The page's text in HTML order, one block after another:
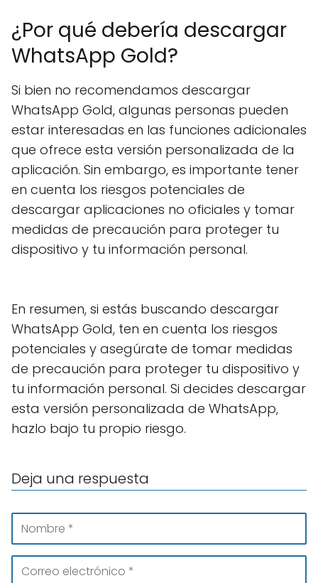
¿Por qué debería descargar
WhatsApp Gold?
Si bien no recomendamos descargar
WhatsApp Gold, algunas personas pueden
estar interesadas en las funciones adicionales
que ofrece esta versión personalizada de la
aplicación. Sin embargo, es importante tener
en cuenta los riesgos potenciales de
descargar aplicaciones no oficiales y tomar
medidas de precaución para proteger tu
dispositivo y tu información personal.
En resumen, si estás buscando descargar
WhatsApp Gold, ten en cuenta los riesgos
potenciales y asegúrate de tomar medidas
de precaución para proteger tu dispositivo y
tu información personal. Si decides descargar
esta versión personalizada de WhatsApp,
hazlo bajo tu propio riesgo.
Deja una respuesta